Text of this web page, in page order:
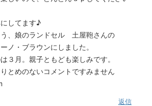
してます♪
う、娘のランドセル 土屋鞄さんの
ノ・ブラウンにしました。
３月。親子ともども楽しみです。
とめのないコメントですみません
返信